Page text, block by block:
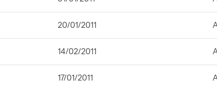
20/01/2011
14/02/2011
17/01/2011